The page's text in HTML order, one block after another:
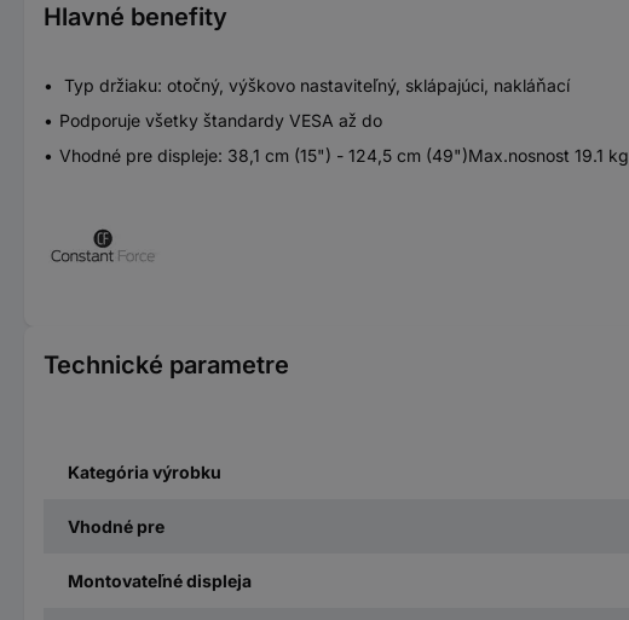
Hlavné benefity
Typ držiaku: otočný, výškovo nastaviteľný, sklápajúci, nakláňací
Podporuje všetky štandardy VESA až do
Vhodné pre displeje: 38,1 cm (15") - 124,5 cm (49")Max.nosnost 19.1 kg
Technické parametre
Kategória výrobku
Vhodné pre
Montovateľné displeja